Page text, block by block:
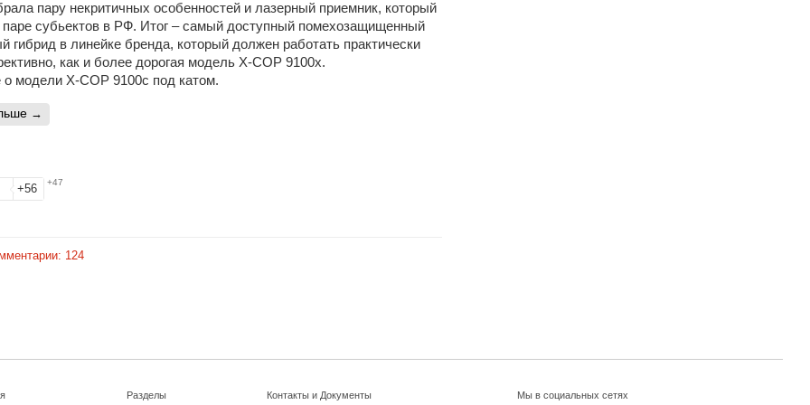
пару некритичных особенностей и лазерный приемник, который
паре субьектов в РФ. Итог – самый доступный помехозащищенный
гибрид в линейке бренда, который должен работать практически
как и более дорогая модель X-COP 9100x.
модели X-COP 9100c под катом.
+47
+56
124
Разделы Контакты и Документы Мы в социальных сетях